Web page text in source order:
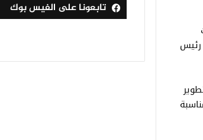
رئيس
تابعونا على الفيس بوك